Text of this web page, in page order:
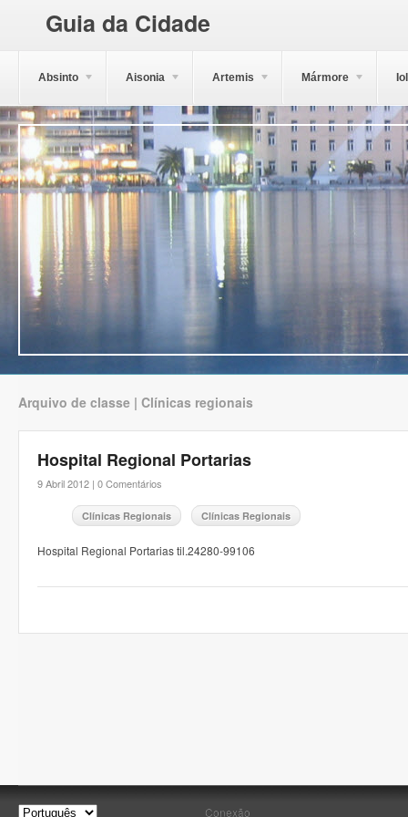
Guia da Cidade
Absinto Aisonia Artemis Mármore
Arquivo de classe | Clínicas regionais
Hospital Regional Portarias
9 Abril 2012 | 0 Comentários
Clínicas Regionais Clínicas Regionais
Hospital Regional Portarias til.24280-99106
Conexão